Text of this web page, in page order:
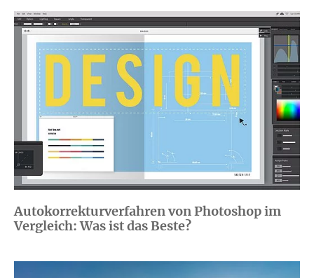
Autokorrekturverfahren von Photoshop im
Vergleich: Was ist das Beste?